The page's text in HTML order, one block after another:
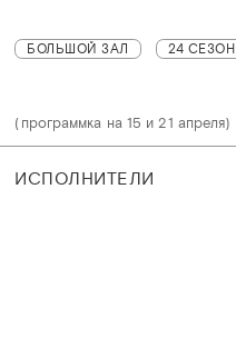
БОЛЬШОЙ ЗАЛ 24 СЕЗОН
(программка на 15 и 21 апреля)
ИСПОЛНИТЕЛИ